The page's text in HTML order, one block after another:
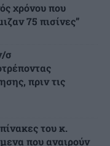
χρόνου που
75 πισίνες”
σ
πριν τις
του κ.
που αναιρούν